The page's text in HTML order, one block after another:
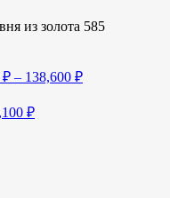
из золота 585
₽ – 138,600 ₽
₽